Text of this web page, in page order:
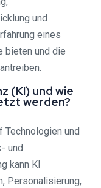
und
eines
bieten und die
(KI) und wie
werden?
und
und
kann KI
Personalisierung,